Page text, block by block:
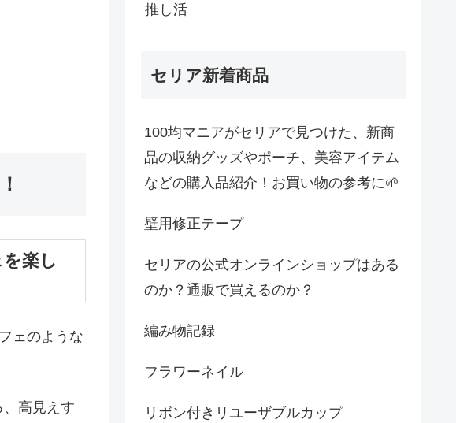
楽し
ェのような
高見えす
推し活
セリア新着商品
100均マニアがセリアで見つけた、新商
品の収納グッズやポーチ、美容アイテム
などの購入品紹介！お買い物の参考に🌱
壁用修正テープ
セリアの公式オンラインショップはある
のか？通販で買えるのか？
編み物記録
フラワーネイル
リボン付きリユーザブルカップ